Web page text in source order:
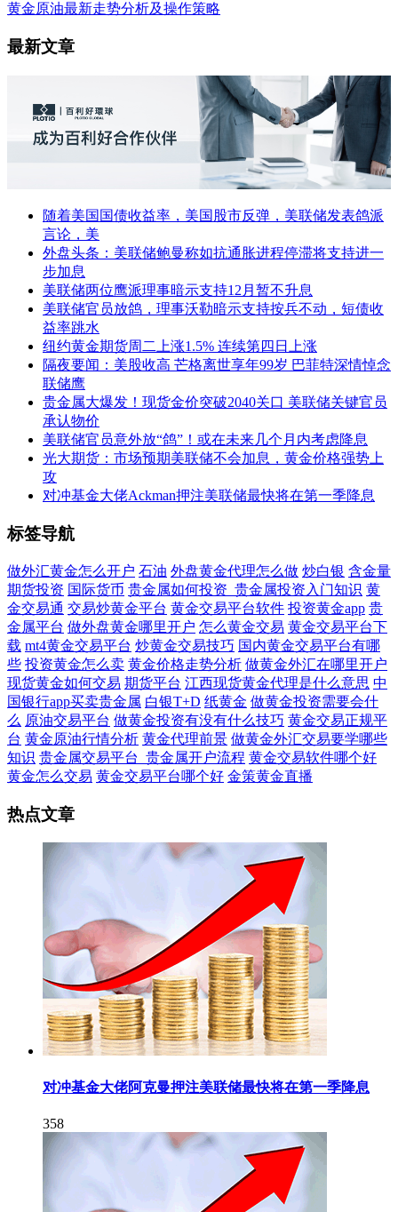
黄金原油最新走势分析及操作策略
最新文章
随着美国国债收益率，美国股市反弹，美联储发表鸽派
言论，美
外盘头条：美联储鲍曼称如抗通胀进程停滞将支持进一
步加息
美联储两位鹰派理事暗示支持12月暂不升息
美联储官员放鸽，理事沃勒暗示支持按兵不动，短债收
益率跳水
纽约黄金期货周二上涨1.5% 连续第四日上涨
隔夜要闻：美股收高 芒格离世享年99岁 巴菲特深情悼念
联储鹰
贵金属大爆发！现货金价突破2040关口 美联储关键官员
承认物价
美联储官员意外放“鸽”！或在未来几个月内考虑降息
光大期货：市场预期美联储不会加息，黄金价格强势上
攻
对冲基金大佬Ackman押注美联储最快将在第一季降息
标签导航
做外汇黄金怎么开户 石油 外盘黄金代理怎么做 炒白银 含金量
期货投资 国际货币 贵金属如何投资_贵金属投资入门知识 黄
金交易通 交易炒黄金平台 黄金交易平台软件 投资黄金app 贵
金属平台 做外盘黄金哪里开户 怎么黄金交易 黄金交易平台下
载 mt4黄金交易平台 炒黄金交易技巧 国内黄金交易平台有哪
些 投资黄金怎么卖 黄金价格走势分析 做黄金外汇在哪里开户
现货黄金如何交易 期货平台 江西现货黄金代理是什么意思 中
国银行app买卖贵金属 白银T+D 纸黄金 做黄金投资需要会什
么 原油交易平台 做黄金投资有没有什么技巧 黄金交易正规平
台 黄金原油行情分析 黄金代理前景 做黄金外汇交易要学哪些
知识 贵金属交易平台_贵金属开户流程 黄金交易软件哪个好
黄金怎么交易 黄金交易平台哪个好 金策黄金直播
热点文章
对冲基金大佬阿克曼押注美联储最快将在第一季降息
358